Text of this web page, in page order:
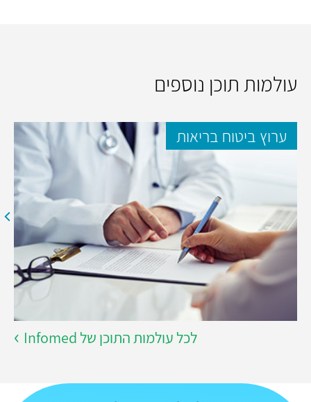
עולמות תוכן נוספים
ערוץ ביטוח בריאות
לכל עולמות התוכן של Infomed